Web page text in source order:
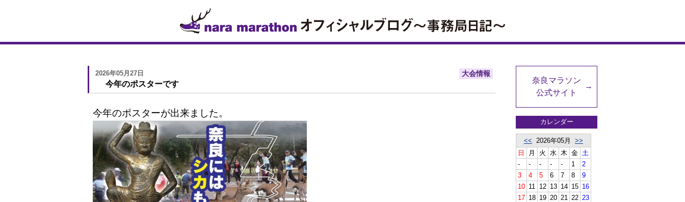
2026年05月27日 大会情報
今年のポスターです
今年のポスターが出来ました。
奈良マラソン
公式サイト
カレンダー
<< 2026年05月 >>
日
月 火 水 木 金 土
-
- - - - 1
2
3
4 5 6 7 8
9
10 11 12 13 14 15 16
17 18 19 20 21 22 23